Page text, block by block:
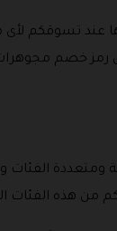
عند تسوقكم
رمز خصم
ومتعددة
هذه الفئات